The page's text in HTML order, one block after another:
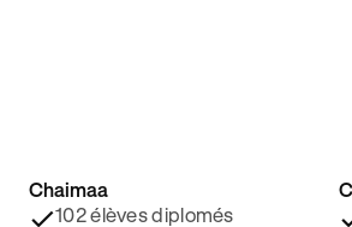
4.8/5 ⭐️
Chaimaa
102 élèves diplomés